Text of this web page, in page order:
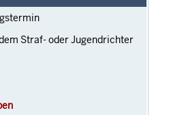
Straf- oder Jugendrichter